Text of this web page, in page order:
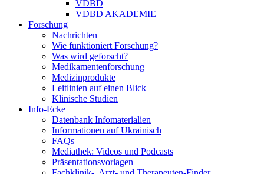
VDBD
VDBD AKADEMIE
Forschung
Nachrichten
Wie funktioniert Forschung?
Was wird geforscht?
Medikamentenforschung
Medizinprodukte
Leitlinien auf einen Blick
Klinische Studien
Info-Ecke
Datenbank Infomaterialien
Informationen auf Ukrainisch
FAQs
Mediathek: Videos und Podcasts
Präsentationsvorlagen